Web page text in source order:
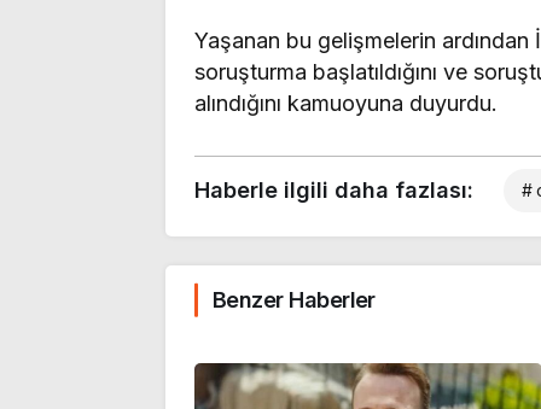
Yaşanan bu gelişmelerin ardından
soruşturma başlatıldığını ve
alındığını kamuoyuna duyurdu.
Haberle ilgili daha fazlası: #
Benzer Haberler